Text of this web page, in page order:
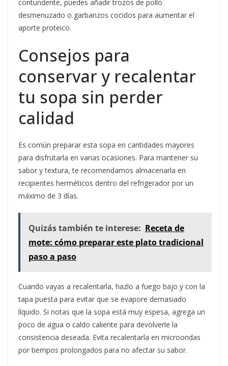
contundente, puedes añadir trozos de pollo
desmenuzado o garbanzos cocidos para aumentar el
aporte proteico.
Consejos para
conservar y recalentar
tu sopa sin perder
calidad
Es común preparar esta sopa en cantidades mayores
para disfrutarla en varias ocasiones. Para mantener su
sabor y textura, te recomendamos almacenarla en
recipientes herméticos dentro del refrigerador por un
máximo de 3 días.
Quizás también te interese: Receta de
mote: cómo preparar este plato tradicional
paso a paso
Cuando vayas a recalentarla, hazlo a fuego bajo y con la
tapa puesta para evitar que se evapore demasiado
líquido. Si notas que la sopa está muy espesa, agrega un
poco de agua o caldo caliente para devolverle la
consistencia deseada. Evita recalentarla en microondas
por tiempos prolongados para no afectar su sabor.